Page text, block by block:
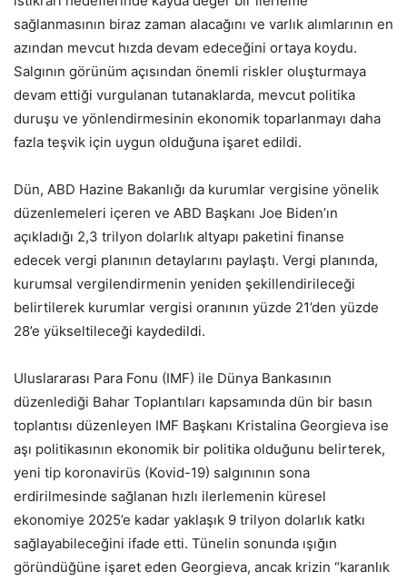
sağlanmasının biraz zaman alacağını ve varlık alımlarının en
azından mevcut hızda devam edeceğini ortaya koydu.
Salgının görünüm açısından önemli riskler oluşturmaya
devam ettiği vurgulanan tutanaklarda, mevcut politika
duruşu ve yönlendirmesinin ekonomik toparlanmayı daha
fazla teşvik için uygun olduğuna işaret edildi.
Dün, ABD Hazine Bakanlığı da kurumlar vergisine yönelik
düzenlemeleri içeren ve ABD Başkanı Joe Biden’ın
açıkladığı 2,3 trilyon dolarlık altyapı paketini finanse
edecek vergi planının detaylarını paylaştı. Vergi planında,
kurumsal vergilendirmenin yeniden şekillendirileceği
belirtilerek kurumlar vergisi oranının yüzde 21’den yüzde
28’e yükseltileceği kaydedildi.
Uluslararası Para Fonu (IMF) ile Dünya Bankasının
düzenlediği Bahar Toplantıları kapsamında dün bir basın
toplantısı düzenleyen IMF Başkanı Kristalina Georgieva ise
aşı politikasının ekonomik bir politika olduğunu belirterek,
yeni tip koronavirüs (Kovid-19) salgınının sona
erdirilmesinde sağlanan hızlı ilerlemenin küresel
ekonomiye 2025’e kadar yaklaşık 9 trilyon dolarlık katkı
sağlayabileceğini ifade etti. Tünelin sonunda ışığın
göründüğüne işaret eden Georgieva, ancak krizin “karanlık